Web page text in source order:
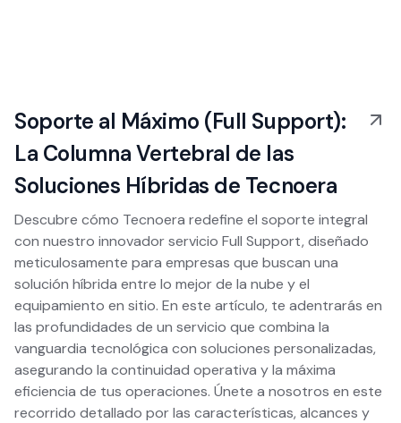
Soporte al Máximo (Full Support):
La Columna Vertebral de las
Soluciones Híbridas de Tecnoera
Descubre cómo Tecnoera redefine el soporte integral
con nuestro innovador servicio Full Support, diseñado
meticulosamente para empresas que buscan una
solución híbrida entre lo mejor de la nube y el
equipamiento en sitio. En este artículo, te adentrarás en
las profundidades de un servicio que combina la
vanguardia tecnológica con soluciones personalizadas,
asegurando la continuidad operativa y la máxima
eficiencia de tus operaciones. Únete a nosotros en este
recorrido detallado por las características, alcances y